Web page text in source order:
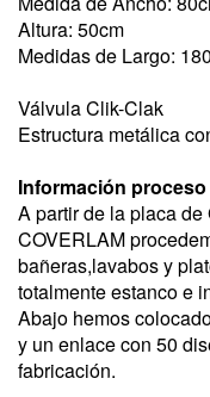
Altura: 50cm
Medidas de Largo:
Válvula Clik-Clak
Estructura metálica
Información
A partir de la placa
COVERLAM
bañeras,lavabos y
totalmente estanco e
Abajo hemos
y un enlace con 50
fabricación.